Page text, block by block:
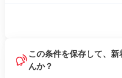
この条件を保存して、
んか？